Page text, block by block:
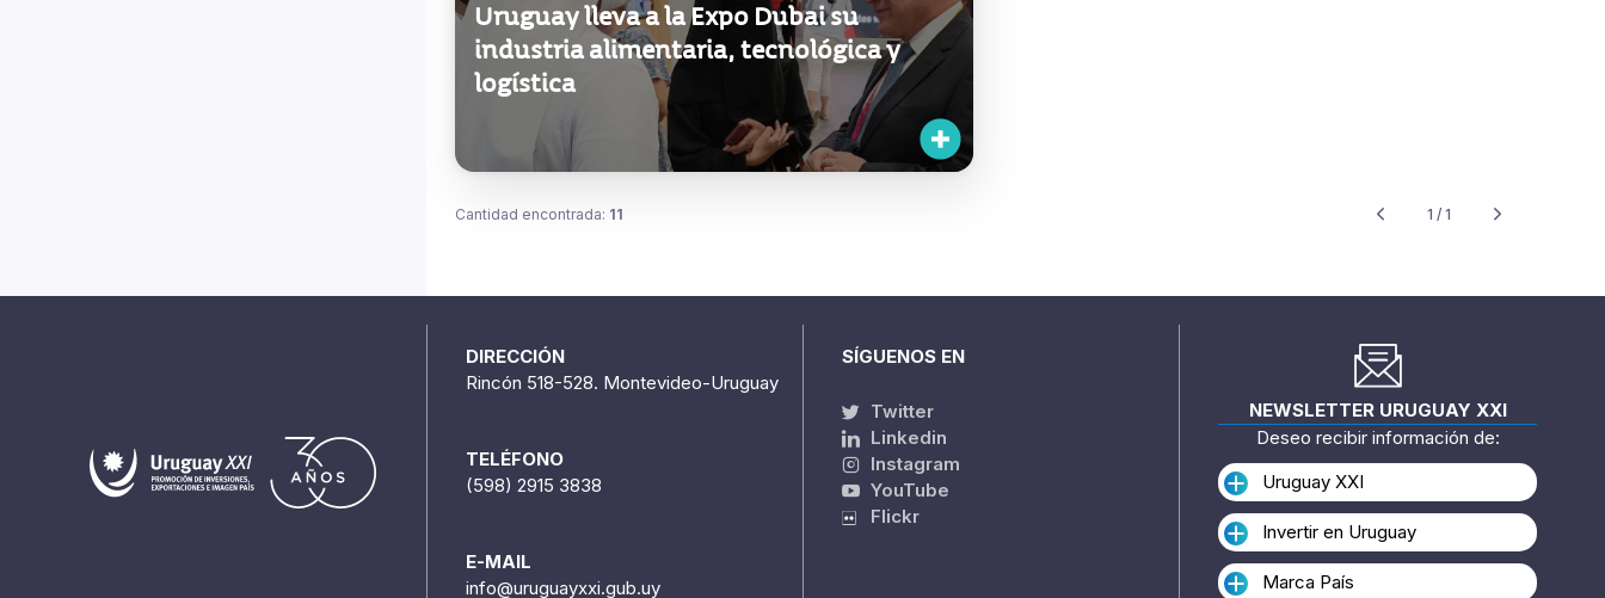
Uruguay lleva a la Expo Dubai su
industria alimentaria, tecnológica y
logística
Cantidad encontrada: 11 1 / 1
DIRECCIÓN
Rincón 518-528. Montevideo-Uruguay
TELÉFONO
(598) 2915 3838
E-MAIL
info@uruguayxxi.gub.uy
SÍGUENOS EN
Twitter
Linkedin
Instagram
YouTube
Flickr
NEWSLETTER URUGUAY XXI
Deseo recibir información de:
Uruguay XXI
Invertir en Uruguay
Marca País